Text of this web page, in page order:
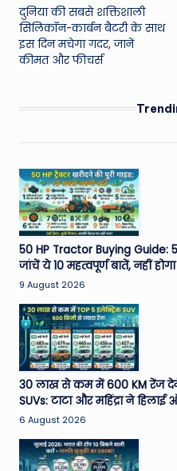
दुनिया की सबसे शक्तिशाली
सिलिकॉन-कार्बन बैटरी के साथ
इस दिन मचेगा गदर, जानें
कीमत और फीचर्स
50 HP Tractor Buying Guide:
जांचें ये 10 महत्वपूर्ण बातें, नहीं
9 August 2026
30 लाख से कम में 600 KM रेंज
SUVs: टाटा और महिंद्रा ने हिलाई
6 August 2026